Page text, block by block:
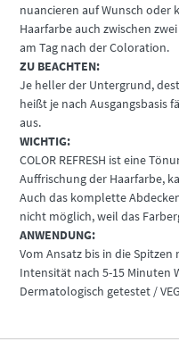
nuancieren auf Wunsch
Haarfarbe auch zwischen
am Tag nach der Coloration.
ZU BEACHTEN:
Je heller der Untergrund,
heißt je nach Ausgangsbasis
aus.
WICHTIG:
COLOR REFRESH ist eine
Auffrischung der Haarfarbe,
Auch das komplette
nicht möglich, weil das
ANWENDUNG:
Vom Ansatz bis in die
Intensität nach 5-15 Minuten
Dermatologisch getestet /